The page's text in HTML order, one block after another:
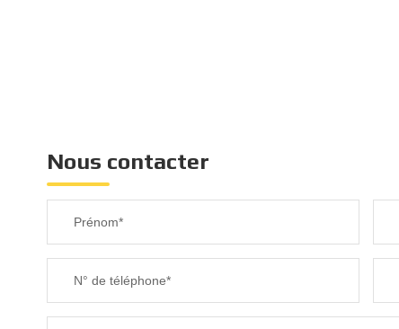
Nous contacter
Prénom*
N° de téléphone*